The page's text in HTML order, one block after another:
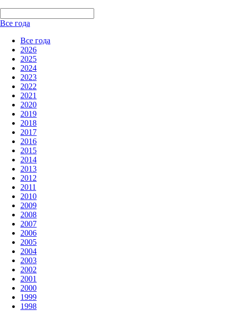
Все года
Все года
2026
2025
2024
2023
2022
2021
2020
2019
2018
2017
2016
2015
2014
2013
2012
2011
2010
2009
2008
2007
2006
2005
2004
2003
2002
2001
2000
1999
1998